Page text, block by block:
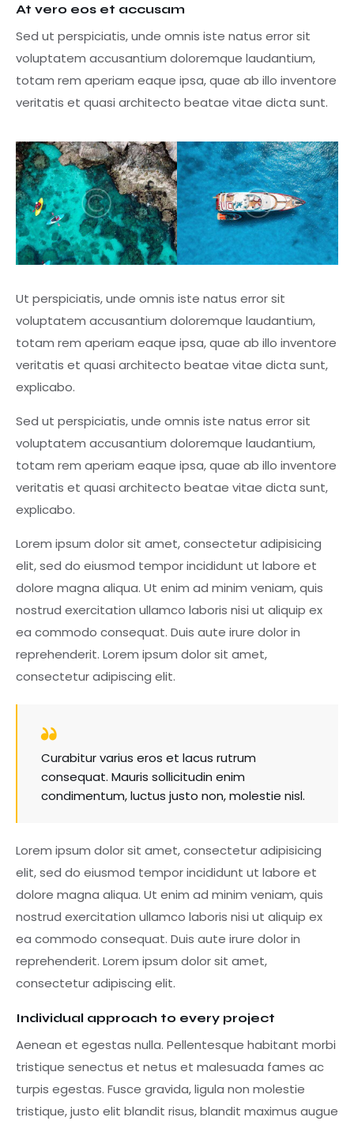
At vero eos et accusam
Sed ut perspiciatis, unde omnis iste natus error sit
voluptatem accusantium doloremque laudantium,
totam rem aperiam eaque ipsa, quae ab illo inventore
veritatis et quasi architecto beatae vitae dicta sunt.
Ut perspiciatis, unde omnis iste natus error sit
voluptatem accusantium doloremque laudantium,
totam rem aperiam eaque ipsa, quae ab illo inventore
veritatis et quasi architecto beatae vitae dicta sunt,
explicabo.
Sed ut perspiciatis, unde omnis iste natus error sit
voluptatem accusantium doloremque laudantium,
totam rem aperiam eaque ipsa, quae ab illo inventore
veritatis et quasi architecto beatae vitae dicta sunt,
explicabo.
Lorem ipsum dolor sit amet, consectetur adipisicing
elit, sed do eiusmod tempor incididunt ut labore et
dolore magna aliqua. Ut enim ad minim veniam, quis
nostrud exercitation ullamco laboris nisi ut aliquip ex
ea commodo consequat. Duis aute irure dolor in
reprehenderit. Lorem ipsum dolor sit amet,
consectetur adipiscing elit.
Curabitur varius eros et lacus rutrum
consequat. Mauris sollicitudin enim
condimentum, luctus justo non, molestie nisl.
Lorem ipsum dolor sit amet, consectetur adipisicing
elit, sed do eiusmod tempor incididunt ut labore et
dolore magna aliqua. Ut enim ad minim veniam, quis
nostrud exercitation ullamco laboris nisi ut aliquip ex
ea commodo consequat. Duis aute irure dolor in
reprehenderit. Lorem ipsum dolor sit amet,
consectetur adipiscing elit.
Individual approach to every project
Aenean et egestas nulla. Pellentesque habitant morbi
tristique senectus et netus et malesuada fames ac
turpis egestas. Fusce gravida, ligula non molestie
tristique, justo elit blandit risus, blandit maximus augue